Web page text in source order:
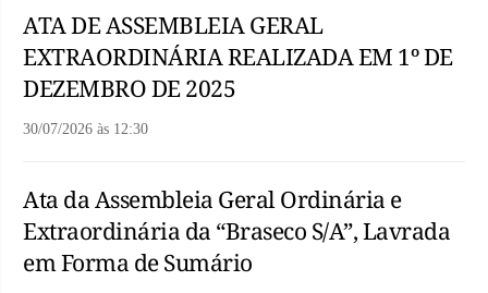
ATA DE ASSEMBLEIA GERAL
EXTRAORDINÁRIA REALIZADA EM 1º DE
DEZEMBRO DE 2025
30/07/2026 às 12:30
Ata da Assembleia Geral Ordinária e
Extraordinária da “Braseco S/A”, Lavrada
em Forma de Sumário